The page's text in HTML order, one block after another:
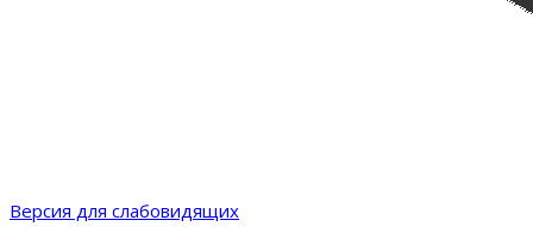
Версия для слабовидящих